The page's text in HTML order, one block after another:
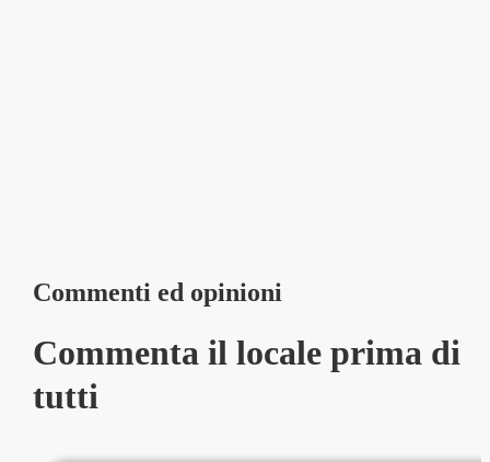
Commenti ed opinioni
Commenta il locale prima di
tutti